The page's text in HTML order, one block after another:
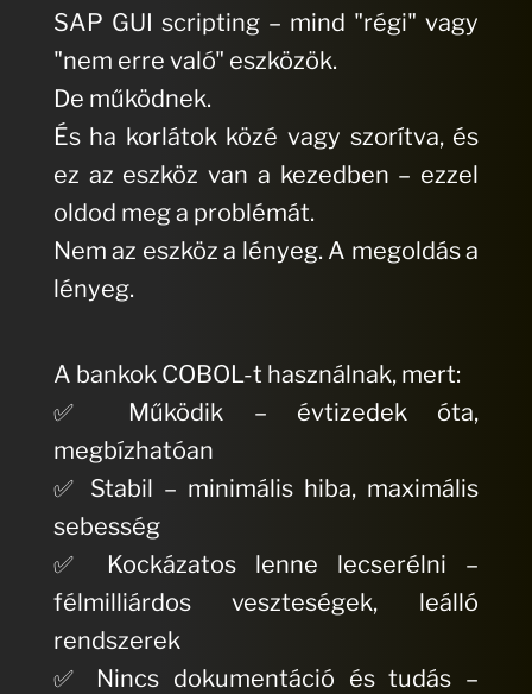
SAP GUI scripting – mind "régi" vagy
"nem erre való" eszközök.
De működnek.
És ha korlátok közé vagy szorítva, és
ez az eszköz van a kezedben – ezzel
oldod meg a problémát.
Nem az eszköz a lényeg. A megoldás a
lényeg.
A bankok COBOL-t használnak, mert:
✅ Működik – évtizedek óta,
megbízhatóan
✅ Stabil – minimális hiba, maximális
sebesség
✅ Kockázatos lenne lecserélni –
félmilliárdos veszteségek, leálló
rendszerek
✅ Nincs dokumentáció és tudás –